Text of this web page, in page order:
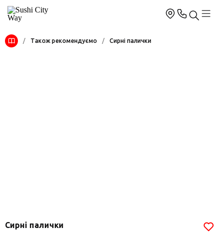
/ Також рекомендуємо / Сирні палички
Сирні палички